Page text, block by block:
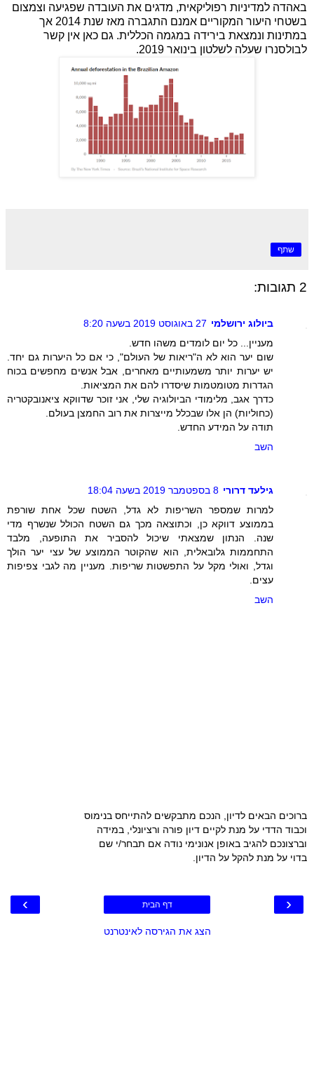
באהדה למדיניות רפוליקאית, מדגים את העובדה שפגיעה וצמצום
בשטחי היעור המקוריים אמנם התגברה מאז שנת 2014 אך
במתינות ונמצאת בירידה במגמה הכללית. גם כאן אין קשר
לבולסנרו שעלה לשלטון בינואר 2019.
שתף
2 תגובות:
ביולוג ירושלמי 27 באוגוסט 2019 בשעה 8:20
מעניין... כל יום לומדים משהו חדש.
שום יער הוא לא ה"ריאות של העולם", כי אם כל היערות גם יחד.
יש יערות יותר משמעותיים מאחרים, אבל אנשים מחפשים בכוח
הגדרות מטומטמות שיסדרו להם את המציאות.
כדרך אגב, מלימודי הביולוגיה שלי, אני זוכר שדווקא ציאנובקטריה
(כחוליות) הן אלו שבכלל מייצרות את רוב החמצן בעולם.
תודה על המידע החדש.
השב
גילעד דרורי 8 בספטמבר 2019 בשעה 18:04
למרות שמספר השריפות לא גדל, השטח שכל אחת שורפת
בממוצע דווקא כן, וכתוצאה מכך גם השטח הכולל שנשרף מדי
שנה. הנתון שמצאתי שיכול להסביר את התופעה, מלבד
התחממות גלובאלית, הוא שהקוטר הממוצע של עצי יער הולך
וגדל, ואולי מקל על התפשטות שריפות. מעניין מה לגבי צפיפות
עצים.
השב
ברוכים הבאים לדיון, הנכם מתבקשים להתייחס בנימוס
וכבוד הדדי על מנת לקיים דיון פורה ורציונלי, במידה
וברצונכם להגיב באופן אנונימי נודה אם תבחר/י שם
בדוי על מנת להקל על הדיון.
‹
› דף הבית
הצג את הגירסה לאינטרנט